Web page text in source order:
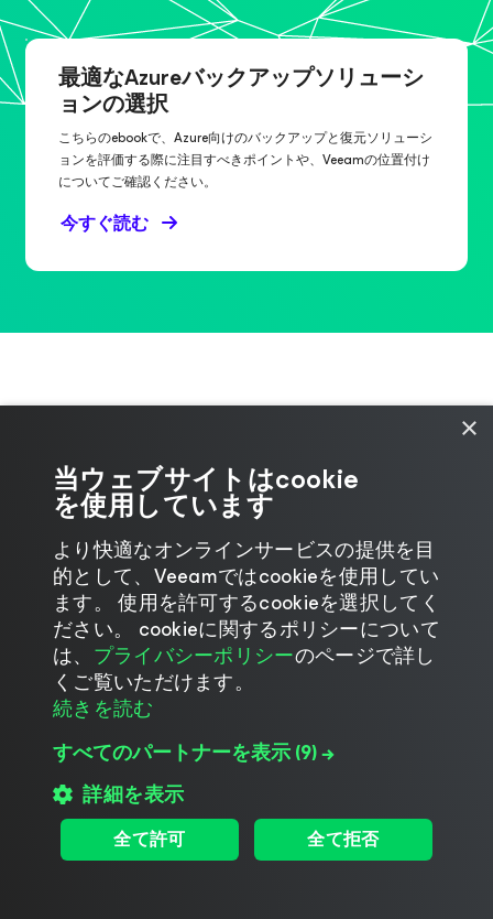
最適なAzureバックアップソリューシ
ョンの選択
こちらのebookで、Azure向けのバックアップと復元ソリューシ
ョンを評価する際に注目すべきポイントや、Veeamの位置付け
についてご確認ください。
今すぐ読む
Veeam Data Platform Azureの製品概要
Veeam Data Cloud for Azure ユーザーガイド
Veeam Data Cloudソリューション概要
Veeam Data Platformユーザーガイド
Veeam Data Cloudの変更履歴
Microsoft Azureのバックアッ
プに関するFAQ
×
当ウェブサイトはcookie
を使用しています
より快適なオンラインサービスの提供を目
的として、Veeamではcookieを使用してい
ます。 使用を許可するcookieを選択してく
ださい。 cookieに関するポリシーについて
は、 プライバシーポリシーのページで詳し
くご覧いただけます。
続きを読む
すべてのパートナーを表示(9) →
詳細を表示
全て許可 全て拒否